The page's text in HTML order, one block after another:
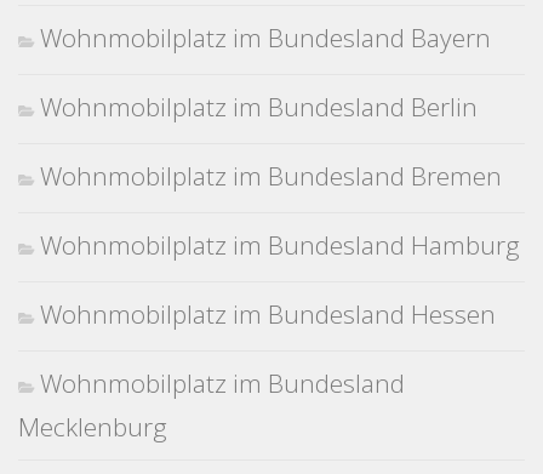
Wohnmobilplatz im Bundesland Bayern
Wohnmobilplatz im Bundesland Berlin
Wohnmobilplatz im Bundesland Bremen
Wohnmobilplatz im Bundesland Hamburg
Wohnmobilplatz im Bundesland Hessen
Wohnmobilplatz im Bundesland
Mecklenburg